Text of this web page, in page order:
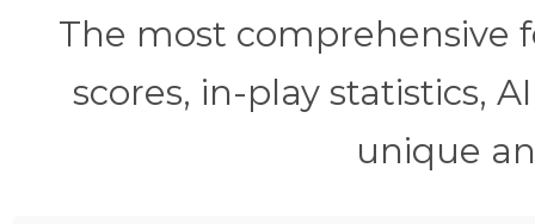
The most
scores, in-play statistics,
unique